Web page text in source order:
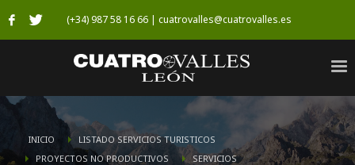
(+34) 987 58 16 66 | cuatrovalles@cuatrovalles.es
INICIO
LISTADO SERVICIOS TURISTICOS
PROYECTOS NO PRODUCTIVOS
SERVICIOS